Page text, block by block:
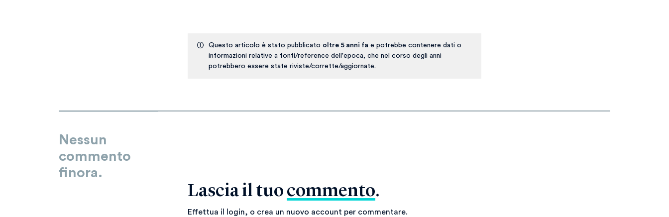
Questo articolo è stato pubblicato oltre 5 anni fa e potrebbe contenere dati o
informazioni relative a fonti/reference dell'epoca, che nel corso degli anni
potrebbero essere state riviste/corrette/aggiornate.
Nessun
commento
finora.
Lascia il tuo commento.
Effettua il login, o crea un nuovo account per commentare.